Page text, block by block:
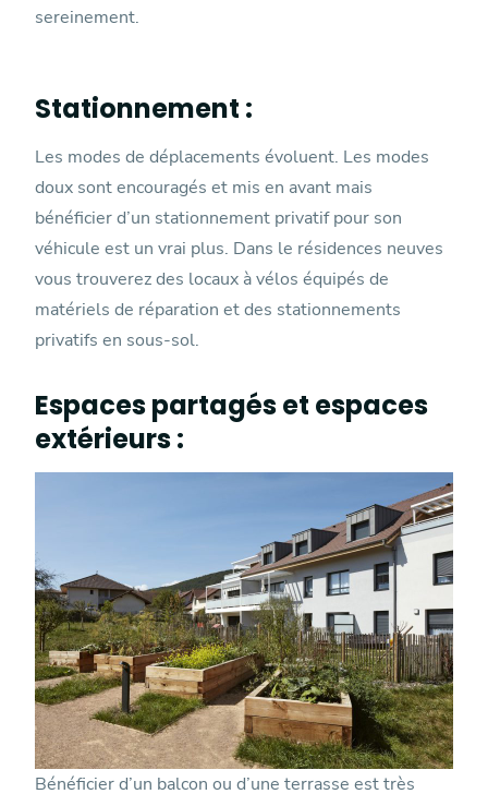
sereinement.
Stationnement :
Les modes de déplacements évoluent. Les modes
doux sont encouragés et mis en avant mais
bénéficier d’un stationnement privatif pour son
véhicule est un vrai plus. Dans le résidences neuves
vous trouverez des locaux à vélos équipés de
matériels de réparation et des stationnements
privatifs en sous-sol.
Espaces partagés et espaces
extérieurs :
Bénéficier d’un balcon ou d’une terrasse est très